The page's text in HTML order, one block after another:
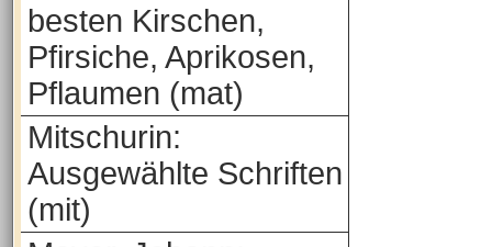
besten Kirschen,
Pfirsiche, Aprikosen,
Pflaumen (mat)
Mitschurin:
Ausgewählte Schriften
(mit)